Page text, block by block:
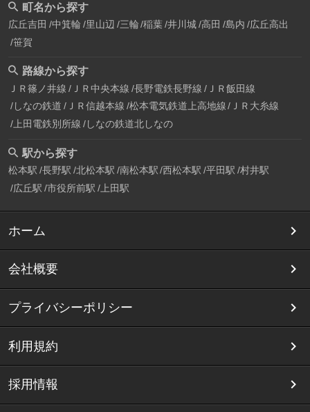
町名から探す
広丘吉田 中箕輪 里山辺 三輪 稲葉 井川城 高田 島内 広丘高出
笹賀
路線から探す
ＪＲ篠ノ井線 ＪＲ中央本線 長野電鉄長野線 ＪＲ飯田線
しなの鉄道 ＪＲ信越本線 松本電気鉄道上高地線
ＪＲ大糸線
上田電鉄別所線 しなの鉄道北しなの
駅から探す
松本駅 長野駅 北松本駅 南松本駅 西松本駅 平田駅 村井駅
広丘駅 市役所前駅 上田駅
ホーム
会社概要
プライバシーポリシー
利用規約
採用情報